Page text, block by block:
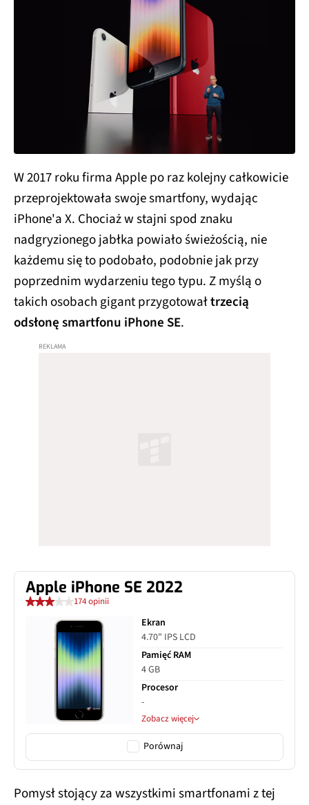
W 2017 roku firma Apple po raz kolejny całkowicie
przeprojektowała swoje smartfony, wydając
iPhone'a X. Chociaż w stajni spod znaku
nadgryzionego jabłka powiało świeżością, nie
każdemu się to podobało, podobnie jak przy
poprzednim wydarzeniu tego typu. Z myślą o
takich osobach gigant przygotowałtrzecią
odsłonę smartfonu iPhone SE.
Apple iPhone SE 2022
174 opinii
Ekran
4.70" IPS LCD
Pamięć RAM
4 GB
Procesor
-
Zobacz więcej
Porównaj
Pomysł stojący za wszystkimi smartfonami z tej